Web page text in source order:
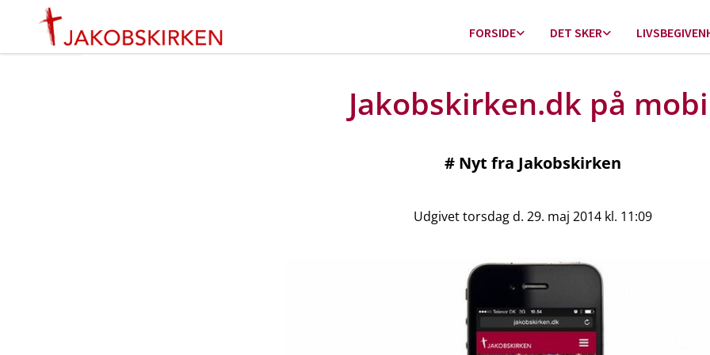
FORSIDE DET SKER
Jakobskirken.dk på
# Nyt fra Jakobskirken
Udgivet torsdag d. 29. maj 2014 kl. 11:09